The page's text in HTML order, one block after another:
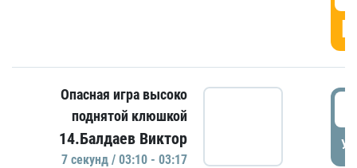
Опасная игра высоко
поднятой клюшкой
14.Балдаев Виктор
7 секунд / 03:10 - 03:17